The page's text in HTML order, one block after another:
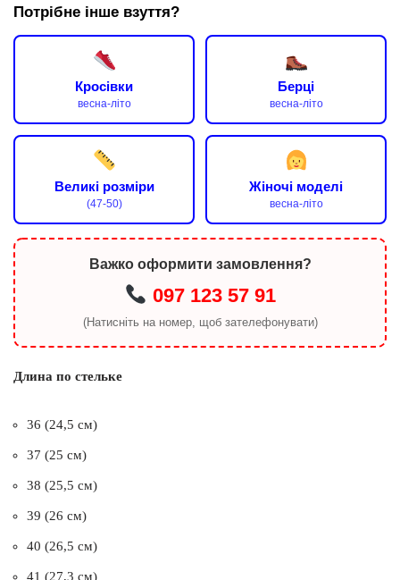
Потрібне інше взуття?
Кросівки
весна-літо
Берці
весна-літо
Великі розміри
(47-50)
Жіночі моделі
весна-літо
Важко оформити замовлення?
097 123 57 91
(Натисніть на номер, щоб зателефонувати)
Длина по стельке
36 (24,5 см)
37 (25 см)
38 (25,5 см)
39 (26 см)
40 (26,5 см)
41 (27,3 см)